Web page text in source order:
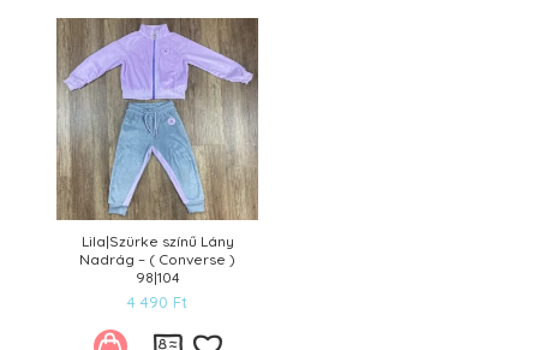
Lila|Szürke színű Lány
Nadrág – ( Converse )
98|104
4 490 Ft